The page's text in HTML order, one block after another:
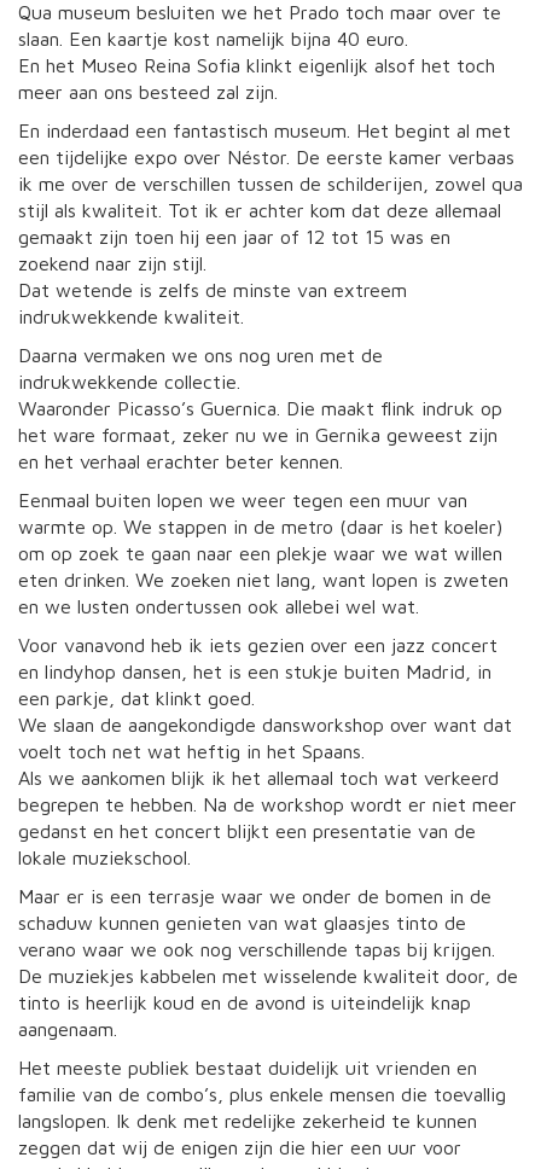
Qua museum besluiten we het Prado toch maar over te
slaan. Een kaartje kost namelijk bijna 40 euro.
En het Museo Reina Sofia klinkt eigenlijk alsof het toch
meer aan ons besteed zal zijn.
En inderdaad een fantastisch museum. Het begint al met
een tijdelijke expo over Néstor. De eerste kamer verbaas
ik me over de verschillen tussen de schilderijen, zowel qua
stijl als kwaliteit. Tot ik er achter kom dat deze allemaal
gemaakt zijn toen hij een jaar of 12 tot 15 was en
zoekend naar zijn stijl.
Dat wetende is zelfs de minste van extreem
indrukwekkende kwaliteit.
Daarna vermaken we ons nog uren met de
indrukwekkende collectie.
Waaronder Picasso’s Guernica. Die maakt flink indruk op
het ware formaat, zeker nu we in Gernika geweest zijn
en het verhaal erachter beter kennen.
Eenmaal buiten lopen we weer tegen een muur van
warmte op. We stappen in de metro (daar is het koeler)
om op zoek te gaan naar een plekje waar we wat willen
eten drinken. We zoeken niet lang, want lopen is zweten
en we lusten ondertussen ook allebei wel wat.
Voor vanavond heb ik iets gezien over een jazz concert
en lindyhop dansen, het is een stukje buiten Madrid, in
een parkje, dat klinkt goed.
We slaan de aangekondigde dansworkshop over want dat
voelt toch net wat heftig in het Spaans.
Als we aankomen blijk ik het allemaal toch wat verkeerd
begrepen te hebben. Na de workshop wordt er niet meer
gedanst en het concert blijkt een presentatie van de
lokale muziekschool.
Maar er is een terrasje waar we onder de bomen in de
schaduw kunnen genieten van wat glaasjes tinto de
verano waar we ook nog verschillende tapas bij krijgen.
De muziekjes kabbelen met wisselende kwaliteit door, de
tinto is heerlijk koud en de avond is uiteindelijk knap
aangenaam.
Het meeste publiek bestaat duidelijk uit vrienden en
familie van de combo’s, plus enkele mensen die toevallig
langslopen. Ik denk met redelijke zekerheid te kunnen
zeggen dat wij de enigen zijn die hier een uur voor